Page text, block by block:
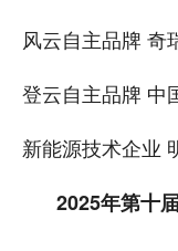
风云自主品牌 奇
登云自主品牌 中
新能源技术企业
2025年第十